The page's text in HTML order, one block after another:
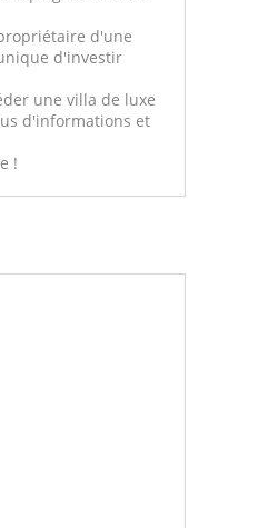
d'une
d'investir
une villa de luxe
d'informations et
!